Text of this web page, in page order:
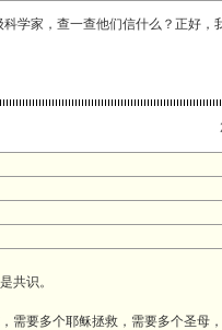
学家，查一查他们信什么？正好，
共识。
需要多个耶稣拯救，需要多个圣母